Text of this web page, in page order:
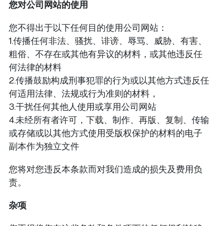
您对公司网站的使用
您不得出于以下任何目的使用公司网站：
1.传播任何非法、骚扰、诽谤、辱骂、威胁、有害、
粗俗、不存在或其他有异议的材料，或其他违反任
何法律的材料
2.传播鼓励构成刑事犯罪的行为或以其他方式违反任
何适用法律、法规或行为准则的材料，
3.干扰任何其他人使用或享用公司网站
4.未经所有者许可，下载、制作、再版、复制、传输
或存储或以其他方式使用受版权保护的材料的电子
副本作为独立文件
您将对您违反本条款而对我们造成的损失及费用负
责。
杂项